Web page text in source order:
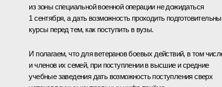
из зоны специальной военной операции не дожидаться
1 сентября, а дать возможность проходить
курсы перед тем, как поступить в вузы.
И полагаем, что для ветеранов боевых действий, в том
и членов их семей, при поступлении в высшие и средние
учебные заведения дать возможность поступления сверх